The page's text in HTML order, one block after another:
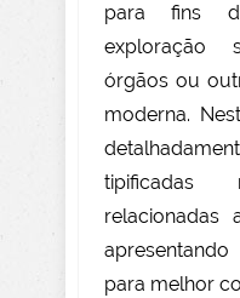
para fins
exploração
órgãos ou
moderna.
relacionadas
para melhor